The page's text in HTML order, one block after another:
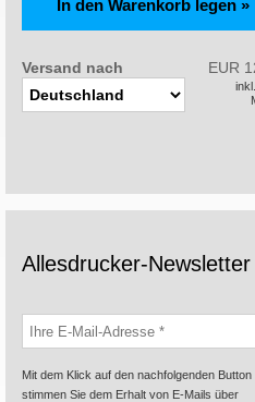
Versand nach EUR
Allesdrucker-Newsletter
Mit dem Klick auf den nachfolgenden Button
stimmen Sie dem Erhalt von E-Mails über